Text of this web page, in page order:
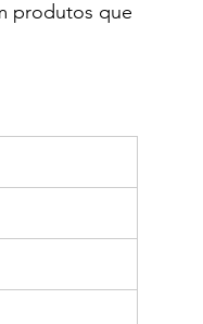
produtos que